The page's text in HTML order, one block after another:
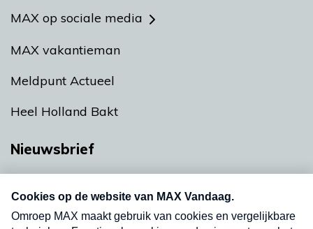
MAX op sociale media
MAX vakantieman
Meldpunt Actueel
Heel Holland Bakt
Nieuwsbrief
nieuwsbrief. Elke vrijdag- en dinsdagochtend in
uw mailbox.